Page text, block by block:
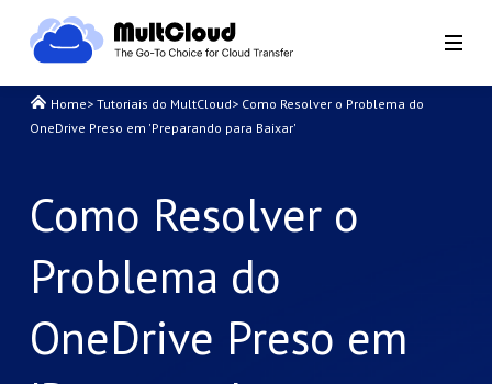
Home> Tutoriais do MultCloud> Como Resolver o Problema do
OneDrive Preso em 'Preparando para Baixar'
Como Resolver o
Problema do
OneDrive Preso em